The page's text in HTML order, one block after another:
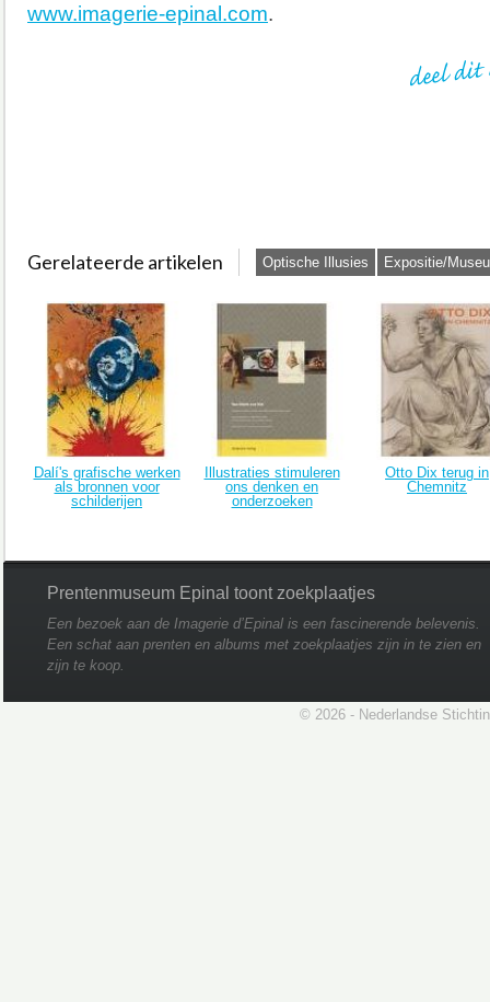
www.imagerie-epinal.com.
Gerelateerde artikelen Optische Illusies Expositie/
Dalí's grafische werken
als bronnen voor
schilderijen
Illustraties stimuleren
ons denken en
onderzoeken
Otto Dix terug in
Chemnitz
Prentenmuseum Epinal toont zoekplaatjes
Een bezoek aan de Imagerie d’Epinal is een fascinerende belevenis.
Een schat aan prenten en albums met zoekplaatjes zijn in te zien en
zijn te koop.
© 2026 - Nederlandse